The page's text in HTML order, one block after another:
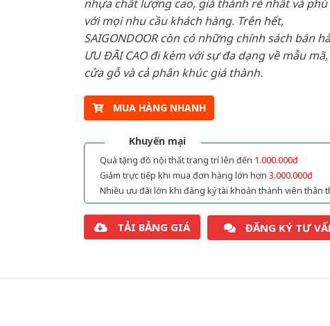
nhựa chất lượng cao, giá thành rẻ nhất và
với mọi nhu cầu khách hàng. Trên hết,
SAIGONDOOR còn có những chính sách bán
ƯU ĐÃI CAO đi kèm với sự đa dạng về mẫu
cửa gỗ và cả phân khúc giá thành.
MUA HÀNG NHANH
Khuyến mại
Quà tặng đồ nội thất trang trí lên đến 1.000.000đ
Giảm trực tiếp khi mua đơn hàng lớn hơn 3.000.000đ
Nhiều ưu đãi lớn khi đăng ký tài khoản thành viên thân
TẢI BẢNG GIÁ ĐĂNG KÝ TƯ